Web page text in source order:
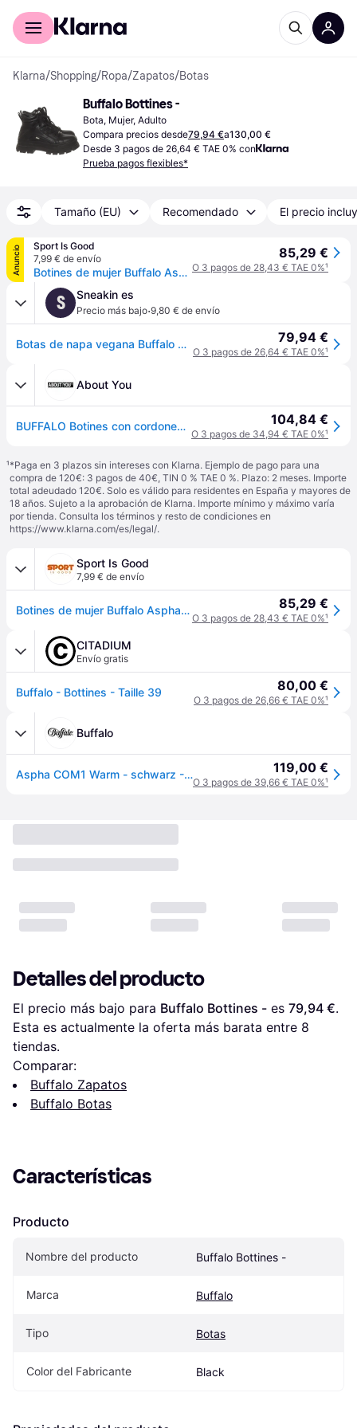
Comprar con Klarna
Klarna/Shopping/Ropa/Zapatos/Botas
Buffalo Bottines -
Bota, Mujer, Adulto
Compara precios desde79,94 €a130,00 €
Desde 3 pagos de 26,64 € TAE 0% con
Prueba pagos flexibles*
Tamaño (EU) Recomendado El precio
Anuncio
Sport Is Good
7,99 € de envío
Botines de mujer Buffalo Aspha Com 1 Warm - Noir
85,29 €
O 3 pagos de 28,43 € TAE 0%¹
S Sneakin es
Precio más bajo·9,80 € de envío
Botas de napa vegana Buffalo Aspha Com1 - Noir - 41 79,94 €
O 3 pagos de 26,64 € TAE 0%¹
About You
BUFFALO Botines con cordones 'Aspha' negro 104,84 €
O 3 pagos de 34,94 € TAE 0%¹
¹*Paga en 3 plazos sin intereses con Klarna. Ejemplo de pago para una
compra de 120€: 3 pagos de 40€, TIN 0 % TAE 0 %. Plazo: 2 meses. Importe
total adeudado 120€. Solo es válido para residentes en España y mayores de
18 años. Sujeto a la aprobación de Klarna. Importe mínimo y máximo varía
por tienda. Consulta los términos y resto de condiciones en
https://www.klarna.com/es/legal/.
Sport Is Good
7,99 € de envío
Botines de mujer Buffalo Aspha Com 1 Warm - Noir 85,29 €
O 3 pagos de 28,43 € TAE 0%¹
CITADIUM
Envío gratis
Buffalo - Bottines - Taille 39 80,00 €
O 3 pagos de 26,66 € TAE 0%¹
Buffalo
Aspha COM1 Warm - schwarz - 37 119,00 €
O 3 pagos de 39,66 € TAE 0%¹
Detalles del producto
El precio más bajo para Buffalo Bottines - es 79,94 €.
Esta es actualmente la oferta más barata entre 8
tiendas.
Comparar:
Buffalo Zapatos
Buffalo Botas
Características
Producto
Nombre del producto Buffalo Bottines -
Marca Buffalo
Tipo Botas
Color del Fabricante Black